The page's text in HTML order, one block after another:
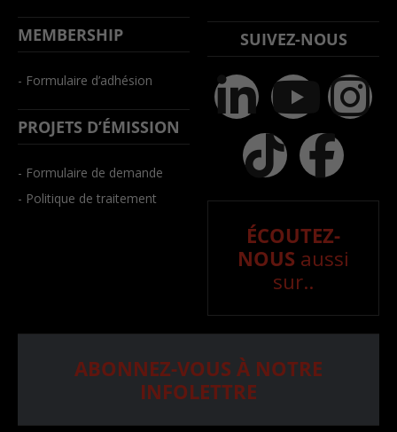
MEMBERSHIP
- Formulaire d’adhésion
PROJETS D’ÉMISSION
- Formulaire de demande
- Politique de traitement
SUIVEZ-NOUS
ÉCOUTEZ-
NOUS aussi
sur..
ABONNEZ-VOUS À NOTRE
INFOLETTRE